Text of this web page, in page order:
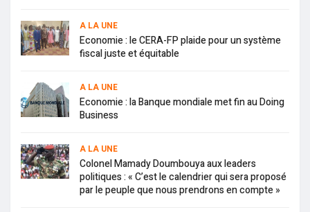
A LA UNE
Economie : le CERA-FP plaide pour un système
fiscal juste et équitable
A LA UNE
Economie : la Banque mondiale met fin au Doing
Business
A LA UNE
Colonel Mamady Doumbouya aux leaders
politiques : « C’est le calendrier qui sera proposé
par le peuple que nous prendrons en compte »